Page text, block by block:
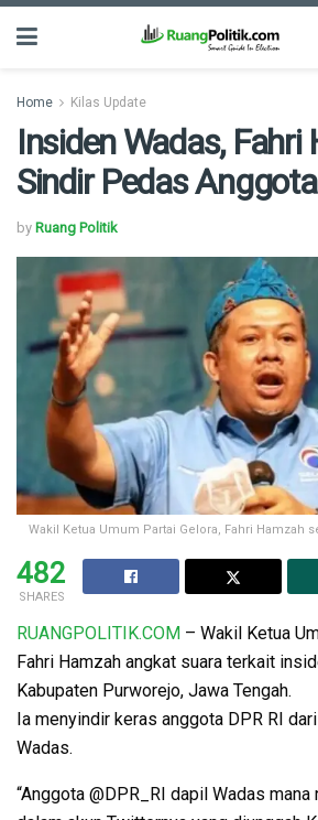
Home Kilas Update
Insiden Wadas, Fahri
Sindir Pedas
by Ruang Politik
Wakil Ketua Umum Partai Gelora, Fahri Hamzah
482
SHARES
RUANGPOLITIK.COM – Wakil Ketua
Fahri Hamzah angkat suara terkait
Kabupaten Purworejo, Jawa Tengah.
Ia menyindir keras anggota DPR RI
Wadas.
“Anggota @DPR_RI dapil Wadas mana